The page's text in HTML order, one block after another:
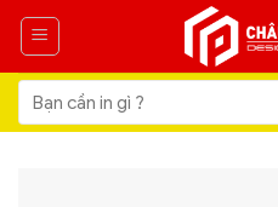
Skip
content
Tìm
kiếm: